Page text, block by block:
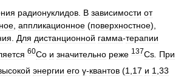
радионуклидов. В зависимости от
, аппликационное (поверхностное),
. Для дистанционной гамма-терапии
60Со и значительно реже 137Cs При
энергии его γ-квантов (1 17 и 1 33